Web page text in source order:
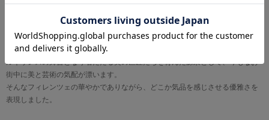
「花の都」として知られるフィレンツェ。
その名は春の女神フローラに由来するとされ、古くから花とともに歩んできた
街です 。
ルネサンスの舞台となり名だたる美の巨匠たちを育んだ源泉として、今もなお
街中に美と芸術の気配が漂います。
そんなフィレンツェの華やかでありながら、どこか気品を感じさせる優雅さを
表現しました。